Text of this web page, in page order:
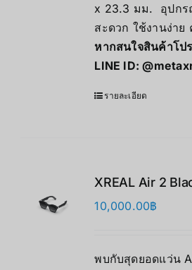
x 23.3 มม. อุปกร
สะดวก ใช้งานง่า
หากสนใจสินค้าโป
LINE ID:
รายละเอียด
XREAL Air 2
10,000.00฿
พบกับสุดยอดแว่น